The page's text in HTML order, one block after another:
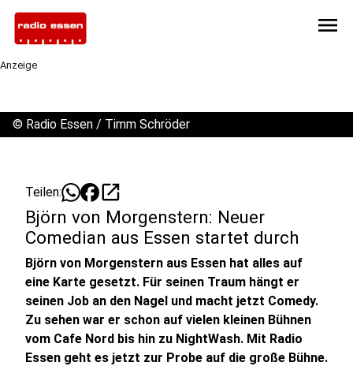
menu
Anzeige
© Radio Essen / Timm Schröder
Teilen: open_in_new
Björn von Morgenstern: Neuer
Comedian aus Essen startet durch
Björn von Morgenstern aus Essen hat alles auf
eine Karte gesetzt. Für seinen Traum hängt er
seinen Job an den Nagel und macht jetzt Comedy.
Zu sehen war er schon auf vielen kleinen Bühnen
vom Cafe Nord bis hin zu NightWash. Mit Radio
Essen geht es jetzt zur Probe auf die große Bühne.